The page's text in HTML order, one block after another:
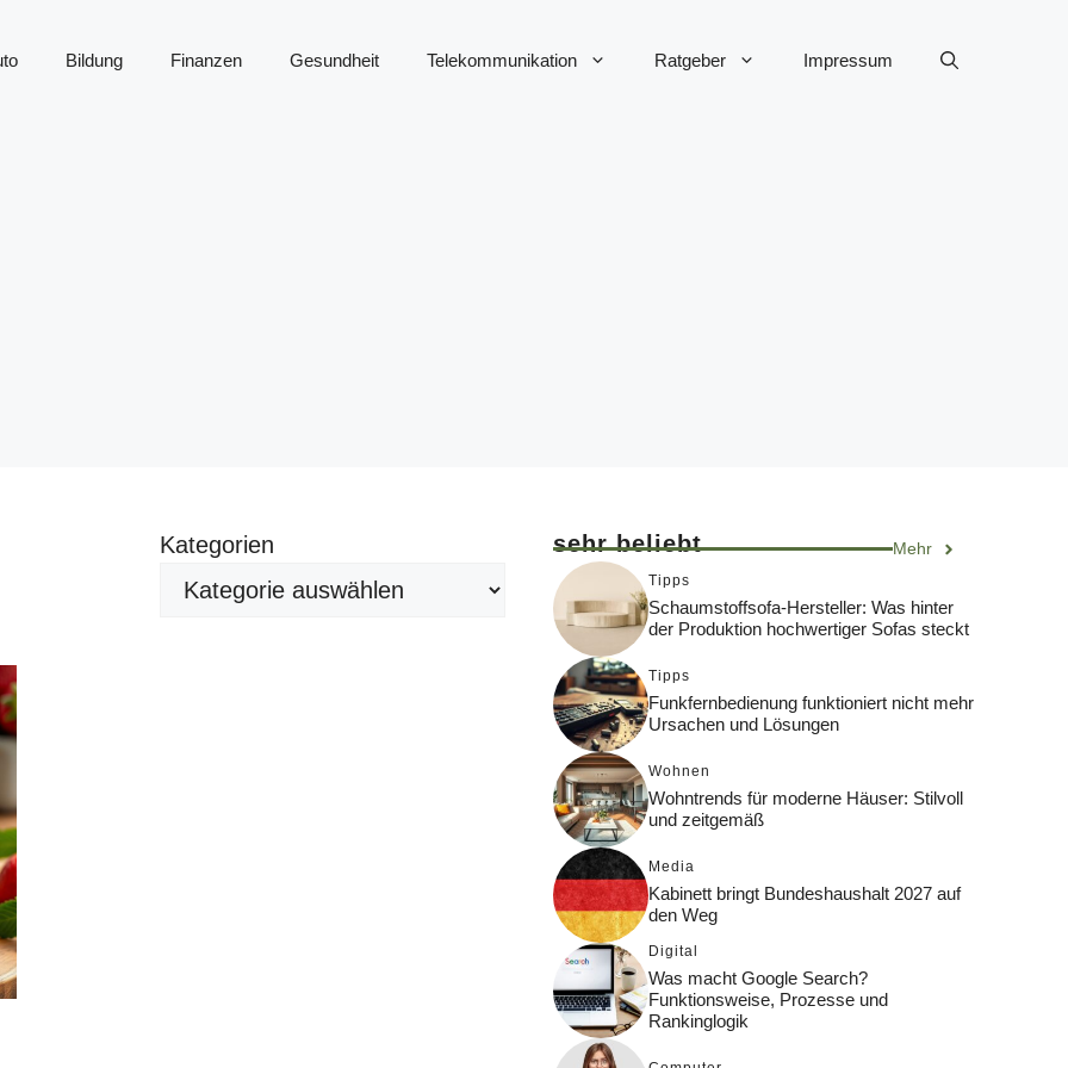
Bildung Finanzen Gesundheit Telekommunikation Ratgeber Impressum
Kategorien sehr beliebt Mehr
Tipps
Schaumstoffsofa-Hersteller: Was hinter
der Produktion hochwertiger Sofas steckt
Tipps
Funkfernbedienung funktioniert nicht mehr
Ursachen und Lösungen
Wohnen
Wohntrends für moderne Häuser: Stilvoll
und zeitgemäß
Media
Kabinett bringt Bundeshaushalt 2027 auf
den Weg
Digital
Was macht Google Search?
Funktionsweise, Prozesse und
Rankinglogik